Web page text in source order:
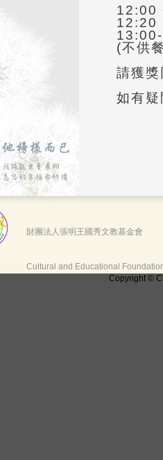
(不供
請獲
如有
財團法人張明王國秀文教基金會
Cultural and Educational
Copyright ©